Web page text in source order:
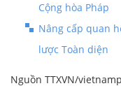
Cộng hòa Pháp
Nâng cấp quan
lược Toàn diện
Nguồn TTXVN/